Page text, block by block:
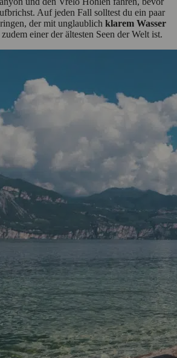
Auf jeden Fall solltest du ein paar
der mit unglaublich klarem Wasser
einer der ältesten Seen der Welt ist.